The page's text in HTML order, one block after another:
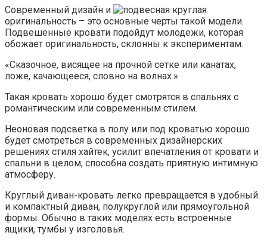
Современный дизайн и
оригинальность – это основные черты такой модели.
Подвешенные кровати подойдут молодежи, которая
обожает оригинальность, склонны к экспериментам.
«Сказочное, висящее на прочной сетке или канатах,
ложе, качающееся, словно на волнах.»
Такая кровать хорошо будет смотрятся в спальнях с
романтическим или современным стилем.
Неоновая подсветка в полу или под кроватью хорошо
будет смотреться в современных дизайнерских
решениях стиля хайтек, усилит впечатления от кровати и
спальни в целом, способна создать приятную интимную
атмосферу.
Круглый диван-кровать легко превращается в удобный
и компактный диван, полукруглой или прямоугольной
формы. Обычно в таких моделях есть встроенные
ящики, тумбы у изголовья.